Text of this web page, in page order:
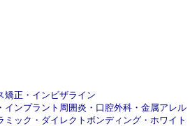
矯正 ・ インビザライン
・ インプラント周囲炎 ・ 口腔外科 ・ 金属アレル
ミック ・ ダイレクトボンディング ・ ホワイト